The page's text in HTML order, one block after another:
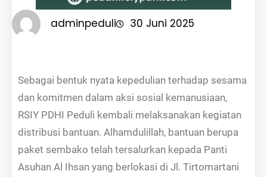
adminpeduli 30 Juni 2025
Sebagai bentuk nyata kepedulian terhadap sesama
dan komitmen dalam aksi sosial kemanusiaan,
RSIY PDHI Peduli kembali melaksanakan kegiatan
distribusi bantuan. Alhamdulillah, bantuan berupa
paket sembako telah tersalurkan kepada Panti
Asuhan Al Ihsan yang berlokasi di Jl. Tirtomartani